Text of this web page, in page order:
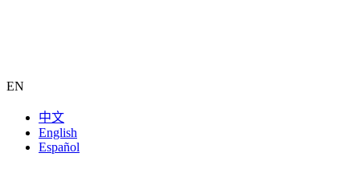
EN
中文
English
Español